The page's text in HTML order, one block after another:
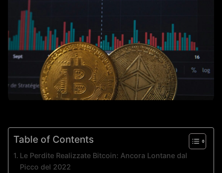
Table of Contents
Le Perdite Realizzate Bitcoin: Ancora Lontane dal
Picco del 2022